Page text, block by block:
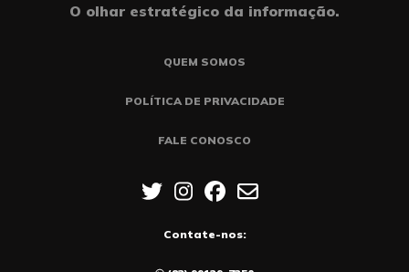
O olhar estratégico da informação.
QUEM SOMOS
POLÍTICA DE PRIVACIDADE
FALE CONOSCO
Contate-nos: